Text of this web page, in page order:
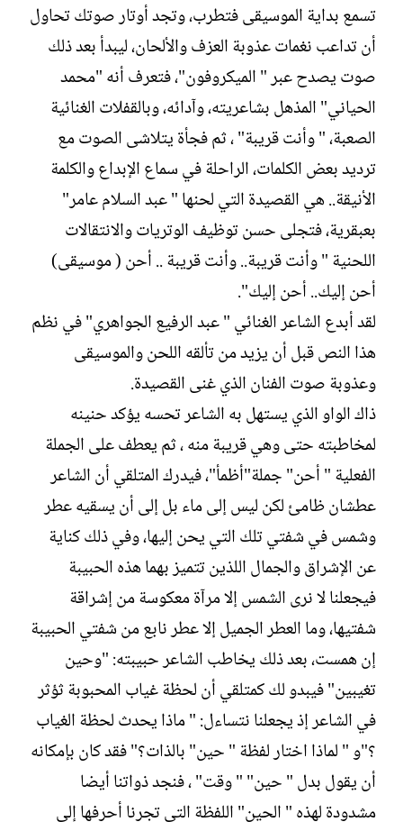
ا
ت
ب
ي
خ
ا
إ
ن
ا
ء
تسمع بداية الموسيقى فتطرب، وتجد أوتار صوتك تحاول
أن تداعب نغمات عذوبة العزف والألحان، ليبدأ بعد ذلك
صوت يصدح عبر " الميكروفون"، فتعرف أنه "محمد
الحياني" المذهل بشاعريته، وآدائه، وبالقفلات الغنائية
الصعبة، " وأنت قريبة" ، ثم فجأة يتلاشى الصوت مع
ترديد بعض الكلمات، الراحلة في سماع الإبداع والكلمة
الأنيقة.. هي القصيدة التي لحنها " عبد السلام عامر"
بعبقرية، فتجلى حسن توظيف الوتريات والانتقالات
اللحنية " وأنت قريبة.. وأنت قريبة .. أحن ( موسيقى)
أحن إليك.. أحن إليك".
لقد أبدع الشاعر الغنائي " عبد الرفيع الجواهري" في نظم
هذا النص قبل أن يزيد من تألقه اللحن والموسيقى
وعذوبة صوت الفنان الذي غنى القصيدة.
ذاك الواو الذي يستهل به الشاعر تحسه يؤكد حنينه
لمخاطبته حتى وهي قريبة منه ، ثم يعطف على الجملة
الفعلية " أحن" جملة"أظمأ"، فيدرك المتلقي أن الشاعر
عطشان ظامئ لكن ليس إلى ماء بل إلى أن يسقيه عطر
وشمس في شفتي تلك التي يحن إليها، وفي ذلك كناية
عن الإشراق والجمال اللذين تتميز بهما هذه الحبيبة
فيجعلنا لا نرى الشمس إلا مرآة معكوسة من إشراقة
شفتيها، وما العطر الجميل إلا عطر نابع من شفتي الحبيبة
إن همست، بعد ذلك يخاطب الشاعر حبيبته: "وحين
تغيبين" فيبدو لك كمتلقي أن لحظة غياب المحبوبة ثؤثر
في الشاعر إذ يجعلنا نتساءل: " ماذا يحدث لحظة الغياب
؟"و " لماذا اختار لفظة " حين" بالذات؟" فقد كان بإمكانه
أن يقول بدل " حين" " وقت" ، فنجد ذواتنا أيضا
مشدودة لهذه " الحين" اللفظة التي تجرنا أحرفها إلى